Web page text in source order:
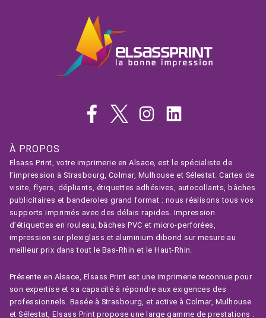
À PROPOS
Elsass Print, votre imprimerie en Alsace, est le spécialiste de
l’impression à Strasbourg, Colmar, Mulhouse et Sélestat. Cartes de
visite, flyers, dépliants, étiquettes adhésives, autocollants, bâches
publicitaires et banderoles grand format : nous réalisons tous vos
supports imprimés avec des délais rapides. Impression
d’étiquettes en rouleau, bâches PVC et micro-perforées,
impression sur plexiglass et aluminium dibond sur mesure au
meilleur prix dans tout le Bas-Rhin et le Haut-Rhin.
Présente en Alsace, Elsass Print est une imprimerie reconnue pour
son expertise et sa capacité à répondre aux exigences des
professionnels. Basée à Strasbourg, et active à Colmar, Mulhouse
et Sélestat, Elsass Print propose une large gamme de prestations :